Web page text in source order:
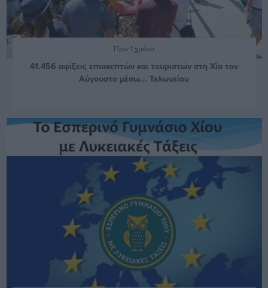
Πριν 1 χρόνο
41.456 αφίξεις επισκεπτών και τουριστών στη Χίο τον
Αύγουστο μέσω... Τελωνείου